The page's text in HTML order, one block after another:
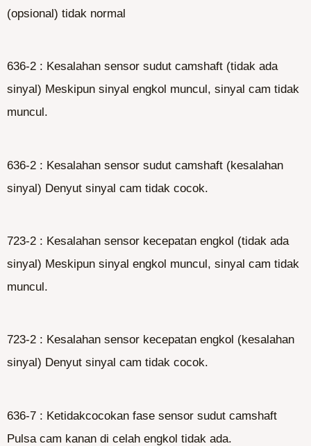
(opsional) tidak normal
636-2 : Kesalahan sensor sudut camshaft (tidak ada
sinyal) Meskipun sinyal engkol muncul, sinyal cam tidak
muncul.
636-2 : Kesalahan sensor sudut camshaft (kesalahan
sinyal) Denyut sinyal cam tidak cocok.
723-2 : Kesalahan sensor kecepatan engkol (tidak ada
sinyal) Meskipun sinyal engkol muncul, sinyal cam tidak
muncul.
723-2 : Kesalahan sensor kecepatan engkol (kesalahan
sinyal) Denyut sinyal cam tidak cocok.
636-7 : Ketidakcocokan fase sensor sudut camshaft
Pulsa cam kanan di celah engkol tidak ada.